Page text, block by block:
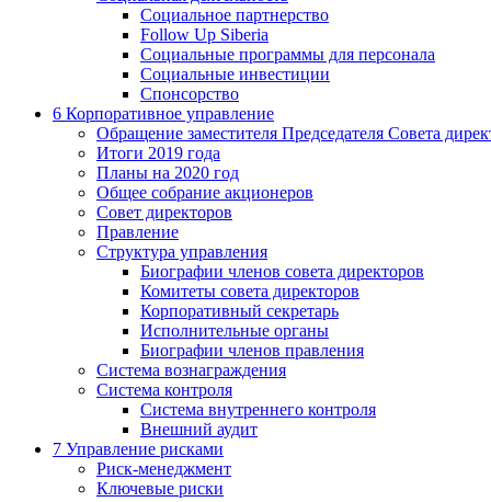
Социальное партнерство
Follow Up Siberia
Социальные программы для персонала
Социальные инвестиции
Спонсорство
6 Корпоративное управление
Обращение заместителя Председателя Совета
Итоги 2019 года
Планы на 2020 год
Общее собрание акционеров
Совет директоров
Правление
Структура управления
Биографии членов совета директоров
Комитеты совета директоров
Корпоративный секретарь
Исполнительные органы
Биографии членов правления
Система вознаграждения
Система контроля
Система внутреннего контроля
Внешний аудит
7 Управление рисками
Риск-менеджмент
Ключевые риски